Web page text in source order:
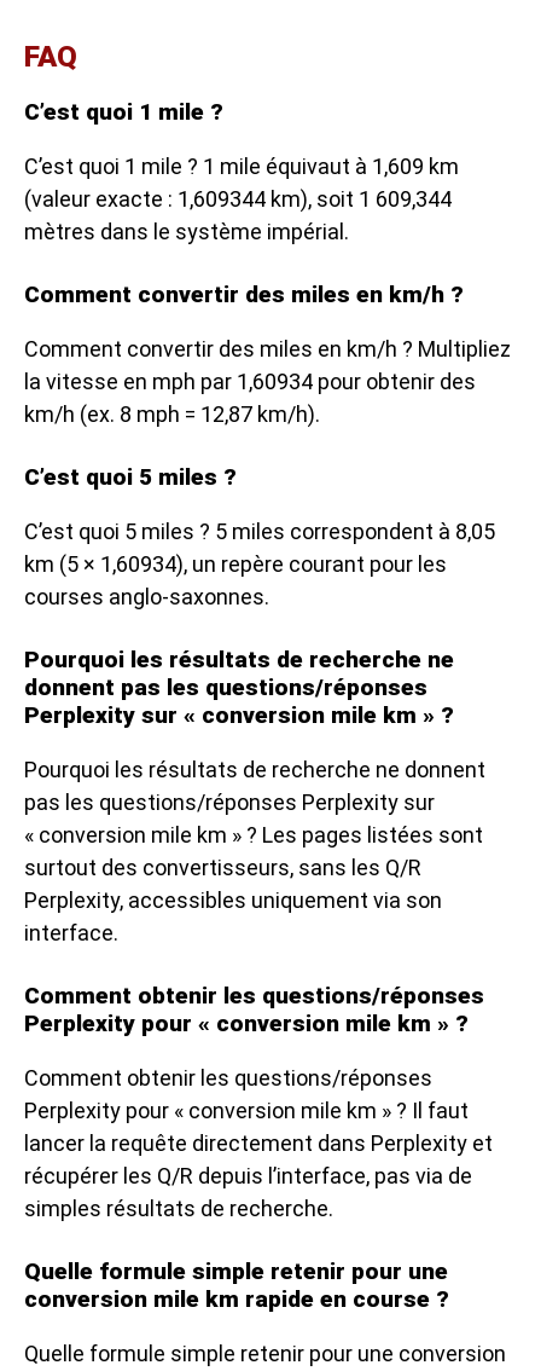
FAQ
C’est quoi 1 mile ?
C’est quoi 1 mile ? 1 mile équivaut à 1,609 km
(valeur exacte : 1,609344 km), soit 1 609,344
mètres dans le système impérial.
Comment convertir des miles en km/h ?
Comment convertir des miles en km/h ? Multipliez
la vitesse en mph par 1,60934 pour obtenir des
km/h (ex. 8 mph = 12,87 km/h).
C’est quoi 5 miles ?
C’est quoi 5 miles ? 5 miles correspondent à 8,05
km (5 × 1,60934), un repère courant pour les
courses anglo-saxonnes.
Pourquoi les résultats de recherche ne
donnent pas les questions/réponses
Perplexity sur « conversion mile km » ?
Pourquoi les résultats de recherche ne donnent
pas les questions/réponses Perplexity sur
« conversion mile km » ? Les pages listées sont
surtout des convertisseurs, sans les Q/R
Perplexity, accessibles uniquement via son
interface.
Comment obtenir les questions/réponses
Perplexity pour « conversion mile km » ?
Comment obtenir les questions/réponses
Perplexity pour « conversion mile km » ? Il faut
lancer la requête directement dans Perplexity et
récupérer les Q/R depuis l’interface, pas via de
simples résultats de recherche.
Quelle formule simple retenir pour une
conversion mile km rapide en course ?
Quelle formule simple retenir pour une conversion